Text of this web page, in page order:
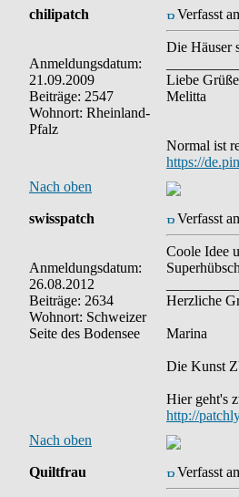
chilipatch
Anmeldungsdatum:
21.09.2009
Beiträge: 2547
Wohnort: Rheinland-
Pfalz
Verfasst
Die Häuser
Liebe Grüße
Melitta
Normal ist
https://
Nach oben
swisspatch
Anmeldungsdatum:
26.08.2012
Beiträge: 2634
Wohnort: Schweizer
Seite des Bodensee
Verfasst
Coole Idee
Herzliche
Marina
Die Kunst
Hier geht's
http://
Nach oben
Quiltfrau Verfasst